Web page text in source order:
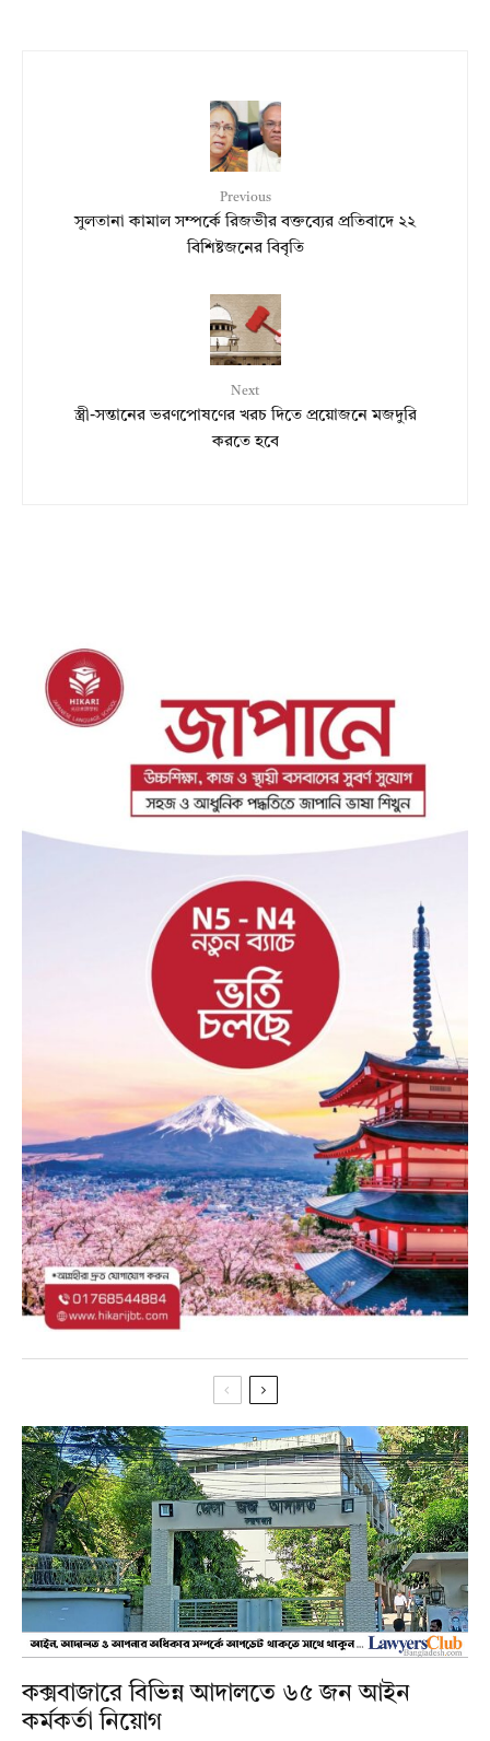
Previous
সুলতানা কামাল সম্পর্কে রিজভীর বক্তব্যের প্রতিবাদে ২২
বিশিষ্টজনের বিবৃতি
Next
স্ত্রী-সন্তানের ভরণপোষণের খরচ দিতে প্রয়োজনে মজদুরি
করতে হবে
কক্সবাজারে বিভিন্ন আদালতে ৬৫ জন আইন
কর্মকর্তা নিয়োগ